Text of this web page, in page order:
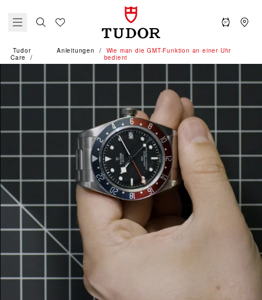
Tudor
Care
Anleitungen
Wie man die GMT-Funktion an einer Uhr
bedient